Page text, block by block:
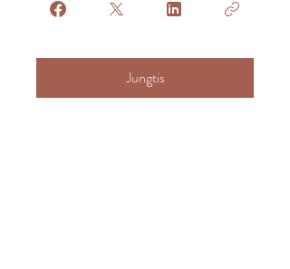
Jungtis